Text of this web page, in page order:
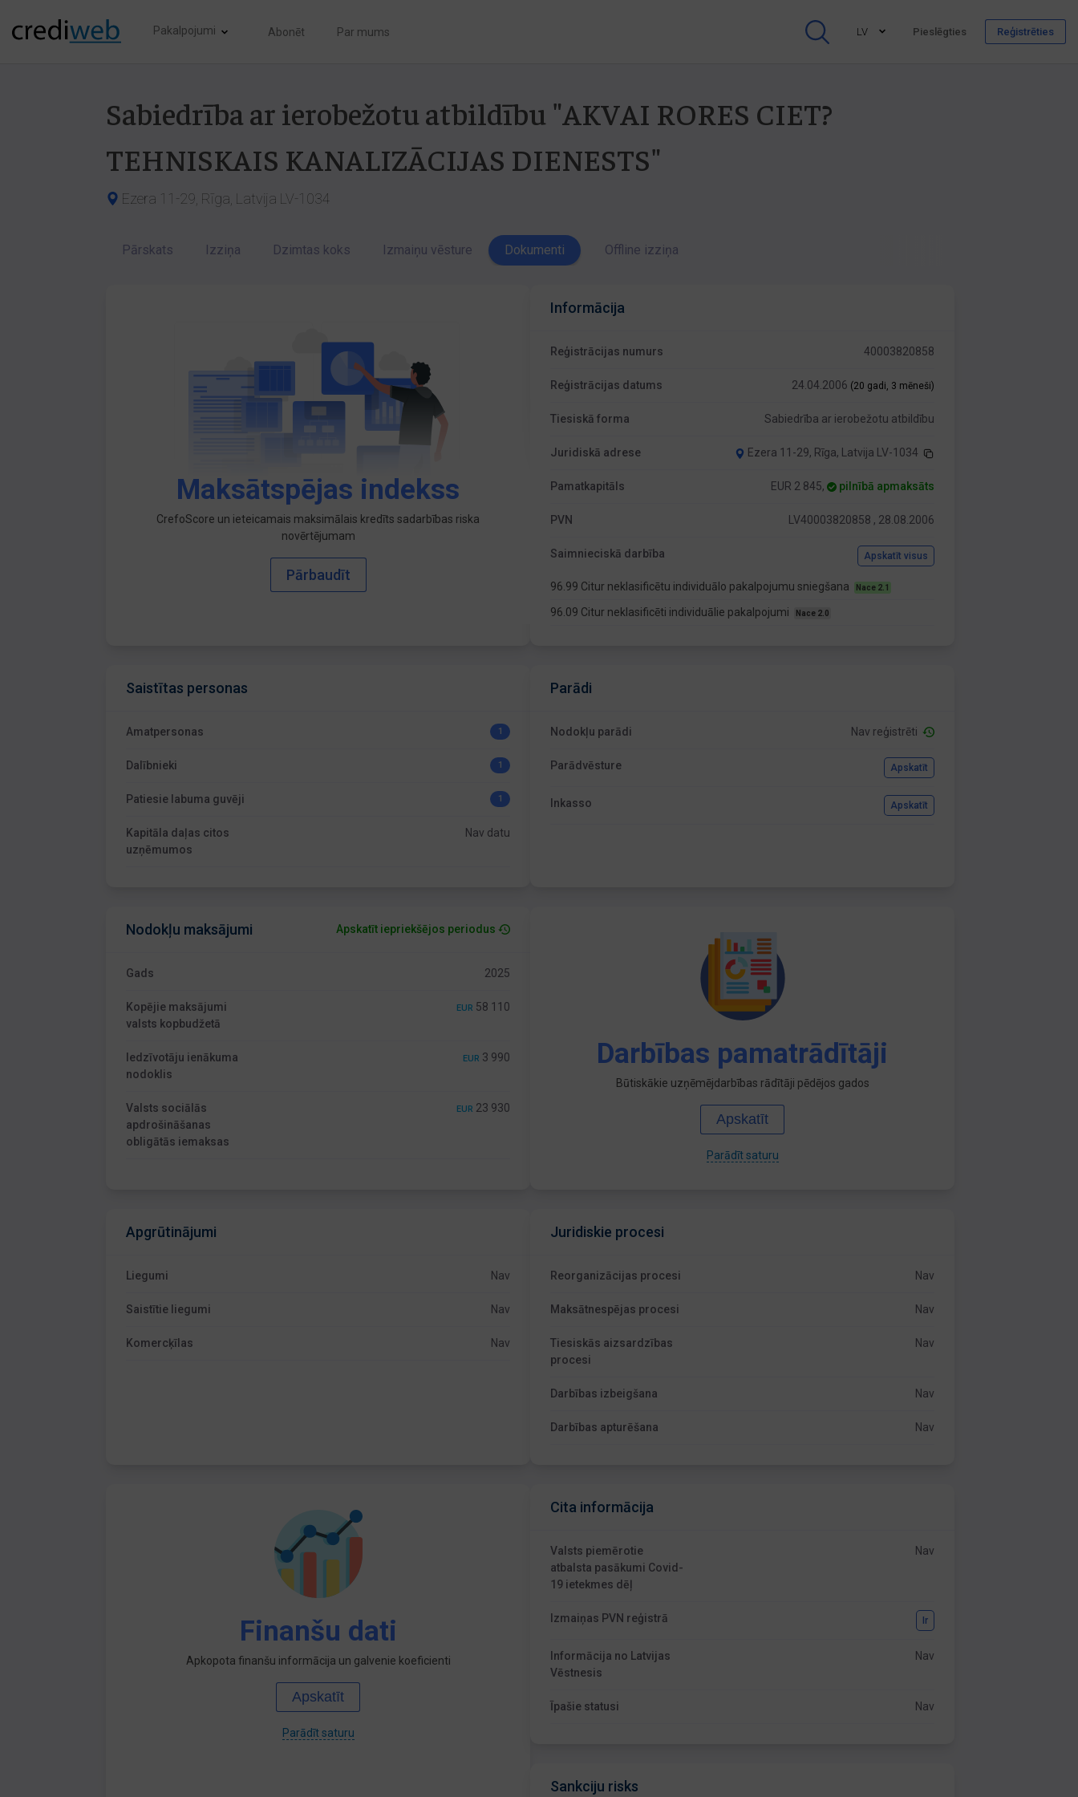
Pakalpojumi Abonēt Par mums LV Pieslēgties Reģistrēties
Sabiedrība ar ierobežotu atbildību "AKVAI RORES CIET?
TEHNISKAIS KANALIZĀCIJAS DIENESTS"
Ezera 11-29, Rīga, Latvija LV-1034
Pārskats Izziņa Dzimtas koks Izmaiņu vēsture Dokumenti Offline izziņa
Maksātspējas indekss
CrefoScore un ieteicamais maksimālais kredīts sadarbības riska
novērtējumam
Pārbaudīt
Informācija
Reģistrācijas numurs 40003820858
Reģistrācijas datums 24.04.2006 (20 gadi, 3 mēneši)
Tiesiskā forma Sabiedrība ar ierobežotu atbildību
Juridiskā adrese Ezera 11-29, Rīga, Latvija LV-1034
Pamatkapitāls EUR 2 845, pilnībā apmaksāts
PVN LV40003820858 , 28.08.2006
Saimnieciskā darbība Apskatīt visus
96.99 Citur neklasificētu individuālo pakalpojumu sniegšana Nace 2.1
96.09 Citur neklasificēti individuālie pakalpojumi Nace 2.0
Saistītas personas
Amatpersonas 1
Dalībnieki 1
Patiesie labuma guvēji 1
Kapitāla daļas citos
uzņēmumos
Nav datu
Parādi
Nodokļu parādi Nav reģistrēti
Parādvēsture Apskatīt
Inkasso Apskatīt
Nodokļu maksājumi Apskatīt iepriekšējos periodus
Gads 2025
Kopējie maksājumi
valsts kopbudžetā
EUR 58 110
Iedzīvotāju ienākuma
nodoklis
EUR 3 990
Valsts sociālās
apdrošināšanas
obligātās iemaksas
EUR 23 930
Darbības pamatrādītāji
Būtiskākie uzņēmējdarbības rādītāji pēdējos gados
Apskatīt
Parādīt saturu
Apgrūtinājumi
Liegumi Nav
Saistītie liegumi Nav
Komercķīlas Nav
Juridiskie procesi
Reorganizācijas procesi Nav
Maksātnespējas procesi Nav
Tiesiskās aizsardzības
procesi
Nav
Darbības izbeigšana Nav
Darbības apturēšana Nav
Finanšu dati
Apkopota finanšu informācija un galvenie koeficienti
Apskatīt
Parādīt saturu
Cita informācija
Valsts piemērotie
atbalsta pasākumi Covid-
19 ietekmes dēļ
Nav
Izmaiņas PVN reģistrā Ir
Informācija no Latvijas
Vēstnesis
Nav
Īpašie statusi Nav
Sankciju risks